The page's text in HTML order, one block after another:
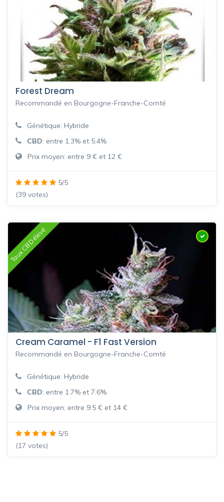
Forest Dream
Recommandé en Bourgogne-Franche-Comté
Génétique: Hybride
CBD: entre 1.3% et 5.4%
Prix moyen: entre 9 € et 12 €
5/5
(39 votes)
Taux CBD élevé
Cream Caramel - F1 Fast Version
Recommandé en Bourgogne-Franche-Comté
Génétique: Hybride
CBD: entre 1.7% et 7.6%
Prix moyen: entre 9.5 € et 14 €
5/5
(17 votes)